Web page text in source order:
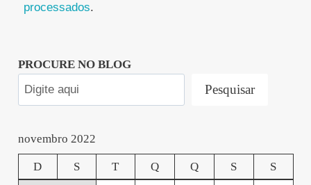
processados.
PROCURE NO BLOG
Pesquisar
novembro 2022
D S T Q Q S S